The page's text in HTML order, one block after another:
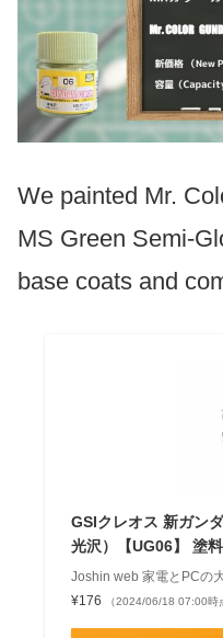
We painted Mr.
MS Green Semi-
base coats and
GSIクレオス 新ガン
光沢）【UG06】 塗料
Joshin web 家電とPCの
¥176
（2024/06/18 07:00時